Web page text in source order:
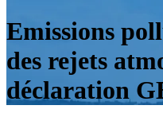
Emissions
des rejets
déclaration